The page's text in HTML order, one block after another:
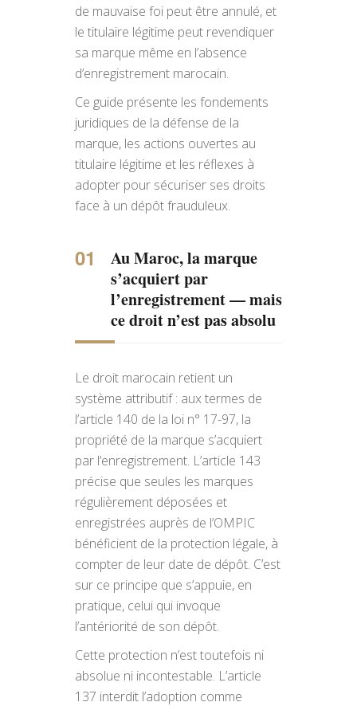
de mauvaise foi peut être annulé, et
le titulaire légitime peut revendiquer
sa marque même en l’absence
d’enregistrement marocain.
Ce guide présente les fondements
juridiques de la défense de la
marque, les actions ouvertes au
titulaire légitime et les réflexes à
adopter pour sécuriser ses droits
face à un dépôt frauduleux.
Au Maroc, la marque
s’acquiert par
l’enregistrement — mais
ce droit n’est pas absolu
Le droit marocain retient un
système attributif : aux termes de
l’article 140 de la loi n° 17-97, la
propriété de la marque s’acquiert
par l’enregistrement. L’article 143
précise que seules les marques
régulièrement déposées et
enregistrées auprès de l’OMPIC
bénéficient de la protection légale, à
compter de leur date de dépôt. C’est
sur ce principe que s’appuie, en
pratique, celui qui invoque
l’antériorité de son dépôt.
Cette protection n’est toutefois ni
absolue ni incontestable. L’article
137 interdit l’adoption comme